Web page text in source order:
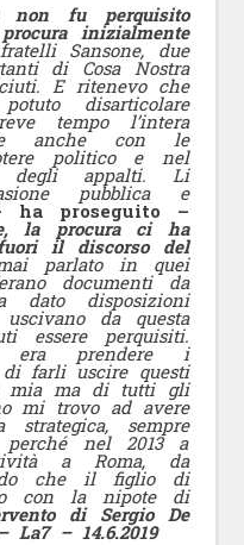
fu perquisito
inizialmente
Sansone, due
di Cosa Nostra
E ritenevo che
disarticolare
tempo l’intera
anche con le
politico e nel
degli appalti. Li
pubblica e
proseguito –
la procura ci ha
il discorso del
parlato in quei
documenti da
dato disposizioni
da questa
essere perquisiti.
era prendere i
di farli uscire questi
mia ma di tutti gli
mi trovo ad avere
sempre
nel 2013 a
a Roma, da
che il figlio di
con la nipote di
di Sergio De
La7 – 14.6.2019